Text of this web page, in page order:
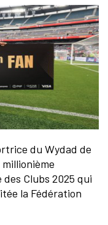
du Wydad de
millionième
Clubs 2025 qui
la Fédération